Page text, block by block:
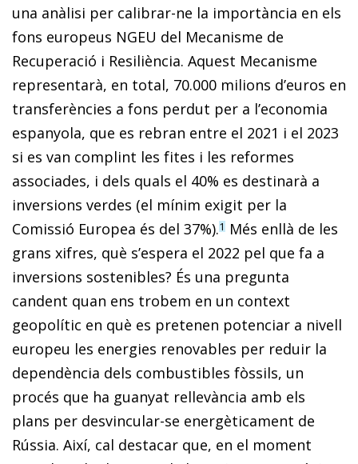
una anàlisi per calibrar-ne la importància en els
fons europeus NGEU del Mecanisme de
Recuperació i Resiliència. Aquest Mecanisme
representarà, en total, 70.000 milions d’euros en
transferències a fons perdut per a l’economia
espanyola, que es rebran entre el 2021 i el 2023
si es van complint les fites i les reformes
associades, i dels quals el 40% es destinarà a
inversions verdes (el mínim exigit per la
Comissió Europea és del 37%).1 Més enllà de les
grans xifres, què s’espera el 2022 pel que fa a
inversions sostenibles? És una pregunta
candent quan ens trobem en un context
geopolític en què es pretenen potenciar a nivell
europeu les energies renovables per reduir la
dependència dels combustibles fòssils, un
procés que ha guanyat rellevància amb els
plans per desvincular-se energèticament de
Rússia. Així, cal destacar que, en el moment